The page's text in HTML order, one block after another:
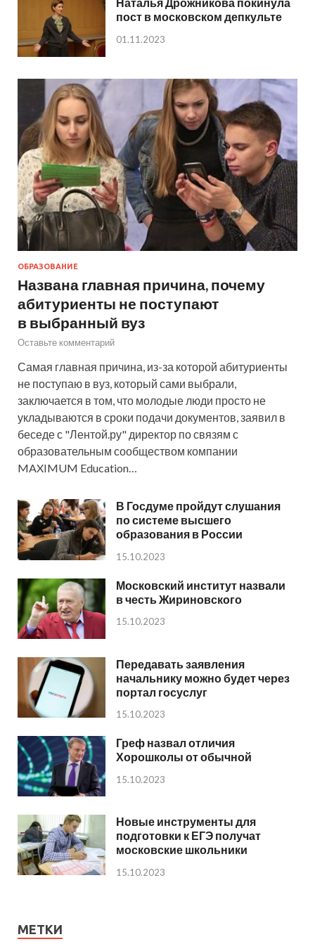
Наталья Дрожникова покинула
пост в московском депкульте
01.11.2023
ОБРАЗОВАНИЕ
Названа главная причина, почему
абитуриенты не поступают
в выбранный вуз
Оставьте комментарий
Самая главная причина, из-за которой абитуриенты
не поступаю в вуз, который сами выбрали,
заключается в том, что молодые люди просто не
укладываются в сроки подачи документов, заявил в
беседе с "Лентой.ру" директор по связям с
образовательным сообществом компании
MAXIMUM Education…
В Госдуме пройдут слушания
по системе высшего
образования в России
15.10.2023
Московский институт назвали
в честь Жириновского
15.10.2023
Передавать заявления
начальнику можно будет через
портал госуслуг
15.10.2023
Греф назвал отличия
Хорошколы от обычной
15.10.2023
Новые инструменты для
подготовки к ЕГЭ получат
московские школьники
15.10.2023
МЕТКИ